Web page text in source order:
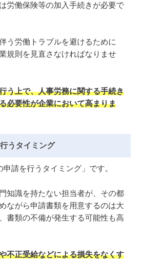
労働保険等の加入手続きが必要で
う労働トラブルを避けるために
規則を見直さなければなりませ
う上で、人事労務に関する手続き
必要性が企業において高まりま
うタイミング
請を行うタイミング」です。
知識を持たない担当者が、その都
ながら申請書類を用意するのは大
書類の不備が発生する可能性も高
不正受給などによる損失をなくす